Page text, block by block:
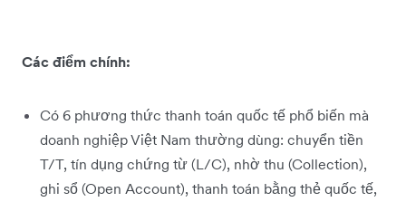
Các điểm chính:
Có 6 phương thức thanh toán quốc tế phổ biến mà
doanh nghiệp Việt Nam thường dùng: chuyển tiền
T/T, tín dụng chứng từ (L/C), nhờ thu (Collection),
ghi sổ (Open Account), thanh toán bằng thẻ quốc tế,